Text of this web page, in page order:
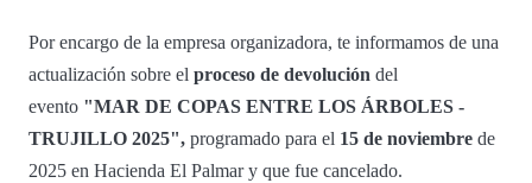
Por encargo de la empresa organizadora, te informamos de una
actualización sobre el proceso de devolución del
evento "MAR DE COPAS ENTRE LOS ÁRBOLES -
TRUJILLO 2025", programado para el 15 de noviembre de
2025 en Hacienda El Palmar y que fue cancelado.